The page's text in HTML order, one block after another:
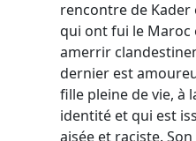
rencontre de Kader
qui ont fui le Maroc
amerrir
dernier est
fille pleine de vie, à
identité et qui est
aisée et raciste.